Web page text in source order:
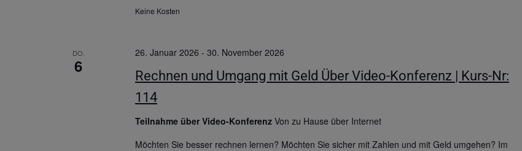
Keine Kosten
DO.
6
Rechnen und Umgang mit Geld Über Video-Konferenz | Kurs-Nr:
114
26. Januar 2026 - 30. November 2026
Teilnahme über Video-Konferenz Von zu Hause über Internet
Möchten Sie besser rechnen lernen? Möchten Sie sicher mit Zahlen und mit Geld umgehen? Im